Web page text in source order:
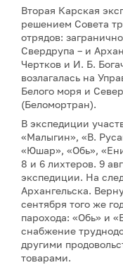
Вторая Карская
решением Совета
отрядов:
Свердрупа – и
Чертков и И. Б.
возлагалась на
Белого моря и
(Беломортран).
В экспедиции
«Малыгин», «В.
«Юшар», «Обь»,
8 и 6 лихтеров. 9
экспедиции. На
Архангельска.
сентября того же
парохода: «Обь» и
снабжение
другими
товарами.